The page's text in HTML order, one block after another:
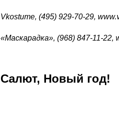
Vkostume, (495) 929-70-29,
«Маскарадка», (968) 847-11-22,
Салют, Новый год!